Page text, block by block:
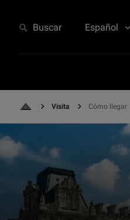
Buscar Español
Back to Home
Visita Cómo llegar